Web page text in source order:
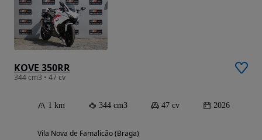
KOVE 350RR
344 cm3 • 47 cv
1 km 344 cm3 47 cv 2026
Vila Nova de Famalicão (Braga)